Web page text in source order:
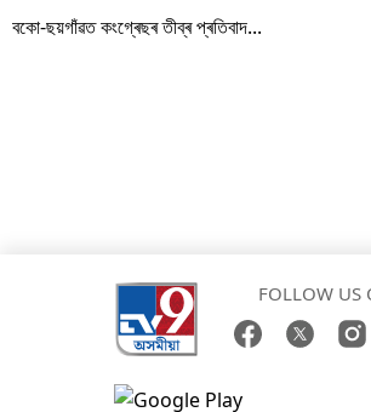
বকো-ছয়গাঁৱত কংগ্ৰেছৰ তীব্ৰ প্ৰতিবাদ...
FOLLOW US